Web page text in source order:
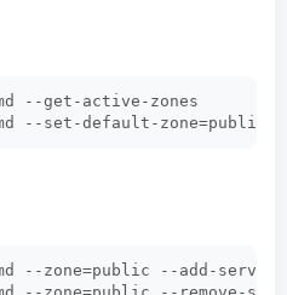
--get-active-zones
--set-default-zone=public
--zone=public --add-